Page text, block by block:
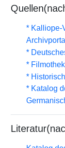
* Kalliope-
*
*
*
* Katalog